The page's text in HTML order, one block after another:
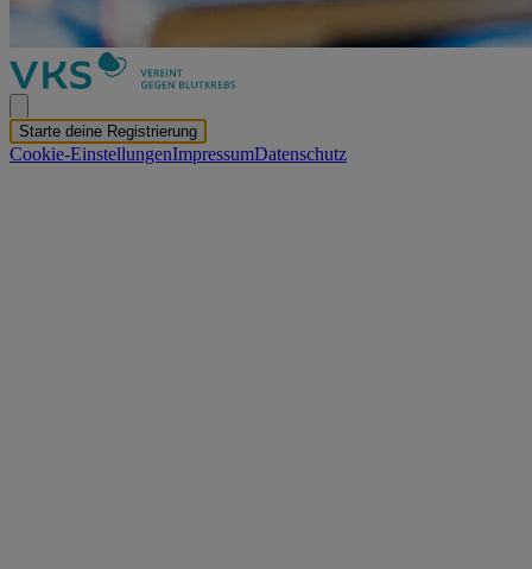
Starte deine Registrierung
Cookie-EinstellungenImpressumDatenschutz